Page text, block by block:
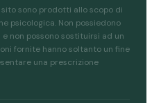
sono prodotti allo scopo di
psicologica. Non possiedono
non possono sostituirsi ad un
fornite hanno soltanto un fine
una prescrizione